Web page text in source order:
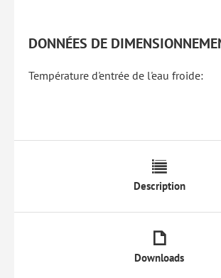
DONNÉES DE
Température d'entrée de l'eau froide:
Description
Downloads